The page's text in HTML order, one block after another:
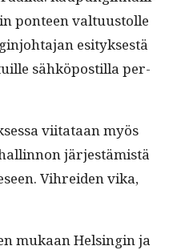
pon­teen val­tu­us­tolle
esi­tyk­ses­tä
sähkö­pos­til­la per­
viitataan myös
jär­jestämistä
Vihrei­den vika,
mukaan Helsin­gin ja